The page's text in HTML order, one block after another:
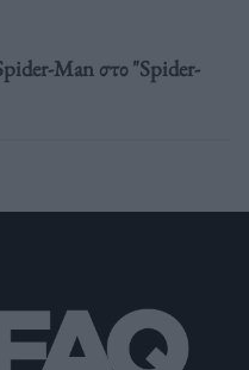
Man στο "Spider-